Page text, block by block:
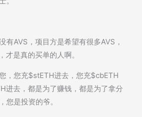
有AVS，项目方是希望有很多AVS，
才是真的买单的人啊。
，您充$stETH进去，您充$cbETH
进去，都是为了赚钱，都是为了拿分
您是投资的爷。